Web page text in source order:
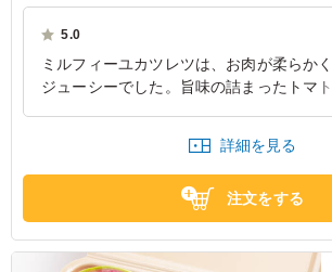
ームたっぷりのお弁当。ロケ・イベントにオスス
5.0
ミルフィーユカツレツは、お肉が柔らか
ジューシーでした。旨味の詰まったトマ
東京都大田
詳細を見る
注文をする